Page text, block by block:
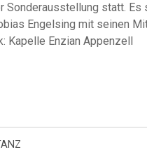
statt. Es
Engelsing mit seinen
Kapelle Enzian Appenzell